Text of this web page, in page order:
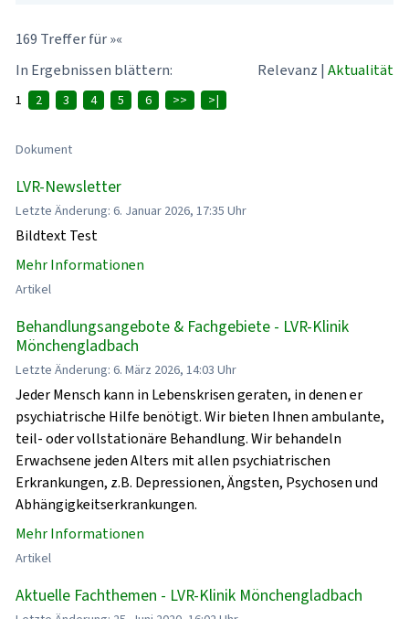
169 Treffer für »«
In Ergebnissen blättern:
Relevanz | Aktualität
1 2 3 4 5 6 >> >|
Dokument
LVR-Newsletter
Letzte Änderung: 6. Januar 2026, 17:35 Uhr
Bildtext Test
Mehr Informationen
Artikel
Behandlungsangebote & Fachgebiete - LVR-Klinik
Mönchengladbach
Letzte Änderung: 6. März 2026, 14:03 Uhr
Jeder Mensch kann in Lebenskrisen geraten, in denen er
psychiatrische Hilfe benötigt. Wir bieten Ihnen ambulante,
teil- oder vollstationäre Behandlung. Wir behandeln
Erwachsene jeden Alters mit allen psychiatrischen
Erkrankungen, z.B. Depressionen, Ängsten, Psychosen und
Abhängigkeitserkrankungen.
Mehr Informationen
Artikel
Aktuelle Fachthemen - LVR-Klinik Mönchengladbach